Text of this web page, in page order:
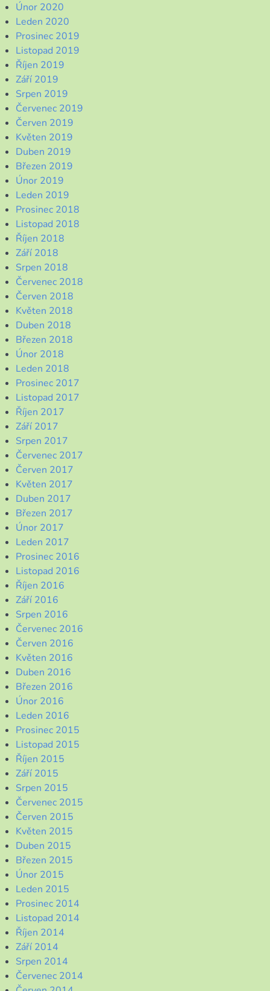
Únor 2020
Leden 2020
Prosinec 2019
Listopad 2019
Říjen 2019
Září 2019
Srpen 2019
Červenec 2019
Červen 2019
Květen 2019
Duben 2019
Březen 2019
Únor 2019
Leden 2019
Prosinec 2018
Listopad 2018
Říjen 2018
Září 2018
Srpen 2018
Červenec 2018
Červen 2018
Květen 2018
Duben 2018
Březen 2018
Únor 2018
Leden 2018
Prosinec 2017
Listopad 2017
Říjen 2017
Září 2017
Srpen 2017
Červenec 2017
Červen 2017
Květen 2017
Duben 2017
Březen 2017
Únor 2017
Leden 2017
Prosinec 2016
Listopad 2016
Říjen 2016
Září 2016
Srpen 2016
Červenec 2016
Červen 2016
Květen 2016
Duben 2016
Březen 2016
Únor 2016
Leden 2016
Prosinec 2015
Listopad 2015
Říjen 2015
Září 2015
Srpen 2015
Červenec 2015
Červen 2015
Květen 2015
Duben 2015
Březen 2015
Únor 2015
Leden 2015
Prosinec 2014
Listopad 2014
Říjen 2014
Září 2014
Srpen 2014
Červenec 2014